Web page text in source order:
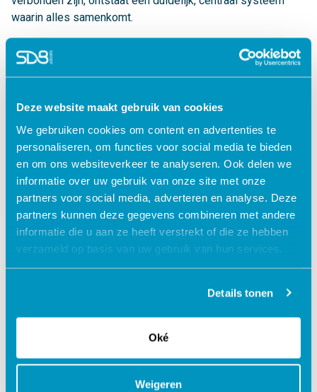
Deze website maakt gebruik van cookies
We gebruiken cookies om content en advertenties te
personaliseren, om functies voor social media te bieden
en om ons websiteverkeer te analyseren. Ook delen we
informatie over uw gebruik van onze site met onze
partners voor social media, adverteren en analyse. Deze
partners kunnen deze gegevens combineren met andere
informatie die u aan ze heeft verstrekt of die ze hebben
verzameld op basis van uw gebruik van hun services.
Details tonen
Oké
Weigeren
waarin alles samenkomt.
Minder administratieve handelingen voor HR
Wijzigingen hoeven nog maar één keer verwerkt te
Alles stroomt automatisch door naar planning en
roosters.
Meerwaarde voor jouw organisatie
✔ Minder druk op planners en HR‑afdelingen
✔ Hogere medewerkerstevredenheid
✔ Toekomstbestendige, geïntegreerde werkwijze
Planning, HR en salaris werken vloeiend samen binnen één
SDB‑ecosysteem. Zo houd je grip op processen én geef je
medewerkers de regie die ze verdienen.
Webinar SDB Octopus in de Kinderopvang